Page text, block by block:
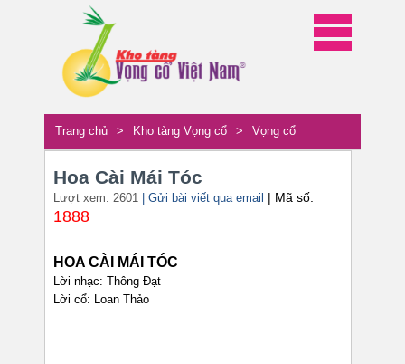
Trang chủ > Kho tàng Vọng cổ > Vọng cổ
Hoa Cài Mái Tóc
Lượt xem: 2601 | Gửi bài viết qua email | Mã số:
1888
HOA CÀI MÁI TÓC
Lời nhạc: Thông Đạt
Lời cổ: Loan Thảo